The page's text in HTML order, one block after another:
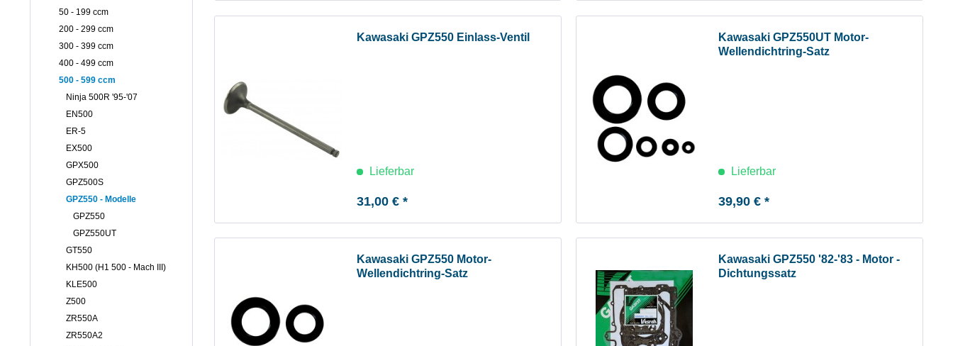
50 - 199 ccm
200 - 299 ccm
300 - 399 ccm
400 - 499 ccm
500 - 599 ccm
Ninja 500R '95-'07
EN500
ER-5
EX500
GPX500
GPZ500S
GPZ550 - Modelle
GPZ550
GPZ550UT
GT550
KH500 (H1 500 - Mach III)
KLE500
Z500
ZR550A
ZR550A2
Kawasaki GPZ550 Einlass-Ventil
Lieferbar
31,00 € *
Kawasaki GPZ550UT Motor-
Wellendichtring-Satz
Lieferbar
39,90 € *
Kawasaki GPZ550 Motor-
Wellendichtring-Satz
Kawasaki GPZ550 '82-'83 - Motor -
Dichtungssatz